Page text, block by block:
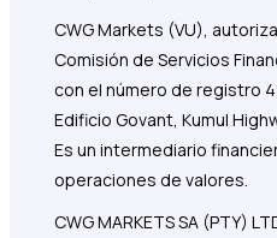
CWG Markets (VU),
Comisión de Servicios
con el número de registro
Edificio Govant, Kumul
Es un intermediario
operaciones de valores.
CWG MARKETS SA (PTY)